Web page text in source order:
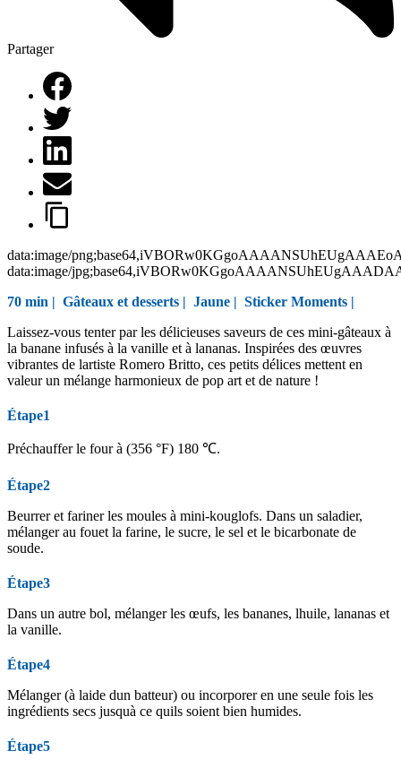
Partager
data:image/
data:image/
70 min | Gâteaux et desserts | Jaune | Sticker Moments |
Laissez-vous tenter par les délicieuses saveurs de ces mini-gâteaux à
la banane infusés à la vanille et à lananas. Inspirées des œuvres
vibrantes de lartiste Romero Britto, ces petits délices mettent en
valeur un mélange harmonieux de pop art et de nature !
Étape1
Préchauffer le four à (356 °F) 180 ℃.
Étape2
Beurrer et fariner les moules à mini-kouglofs. Dans un saladier,
mélanger au fouet la farine, le sucre, le sel et le bicarbonate de
soude.
Étape3
Dans un autre bol, mélanger les œufs, les bananes, lhuile, lananas et
la vanille.
Étape4
Mélanger (à laide dun batteur) ou incorporer en une seule fois les
ingrédients secs jusquà ce quils soient bien humides.
Étape5